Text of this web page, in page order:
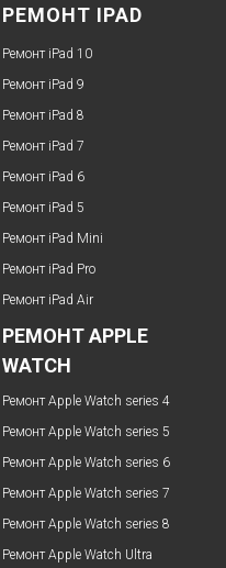
РЕМОНТ IPAD
Ремонт iPad 10
Ремонт iPad 9
Ремонт iPad 8
Ремонт iPad 7
Ремонт iPad 6
Ремонт iPad 5
Ремонт iPad Mini
Ремонт iPad Pro
Ремонт iPad Air
РЕМОНТ APPLE
WATCH
Ремонт Apple Watch series 4
Ремонт Apple Watch series 5
Ремонт Apple Watch series 6
Ремонт Apple Watch series 7
Ремонт Apple Watch series 8
Ремонт Apple Watch Ultra